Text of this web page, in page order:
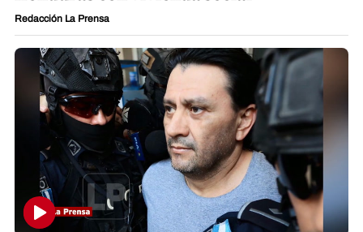
Redacción La Prensa